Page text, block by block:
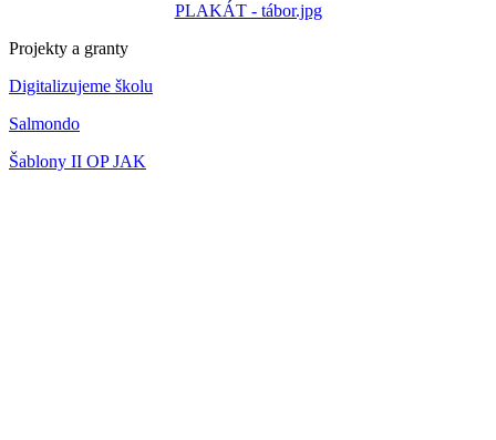
PLAKÁT - tábor.jpg
Projekty a granty
Digitalizujeme školu
Salmondo
Šablony II OP JAK